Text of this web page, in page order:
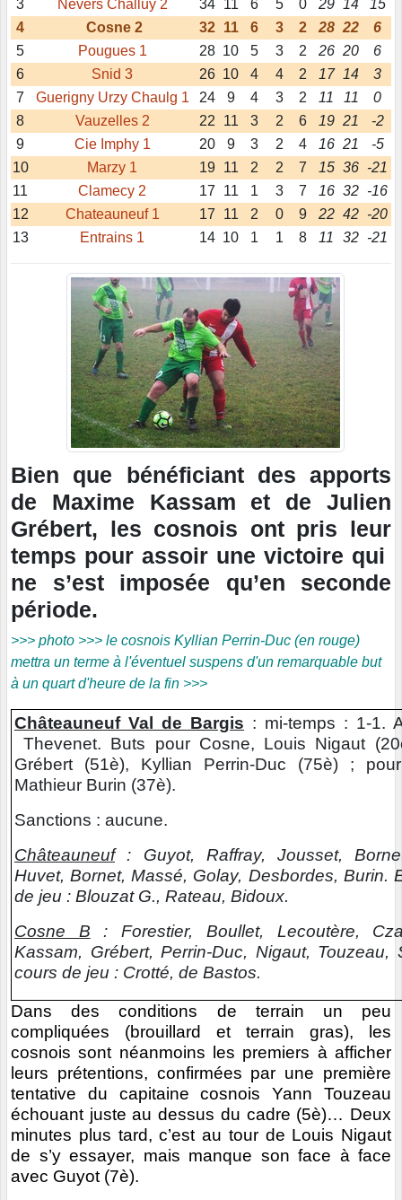
3
Nevers Challuy 2 34 11 6 5 0 29 14
15
4
Cosne 2 32 11 6 3 2 28 22
6
5
Pougues 1 28 10 5 3 2 26 20
6
6
Snid 3 26 10 4 4 2 17 14
3
7
Guerigny Urzy Chaulg 1 24 9 4 3 2 11 11
0
8
Vauzelles 2 22 11 3 2 6 19 21
-2
9
Cie Imphy 1 20 9 3 2 4 16 21
-5
10
Marzy 1 19 11 2 2 7 15 36 -21
11
Clamecy 2 17 11 1 3 7 16 32 -16
12
Chateauneuf 1 17 11 2 0 9 22 42 -20
13
Entrains 1 14 10 1 1 8 11 32 -21
Bien que bénéficiant des apports
de Maxime Kassam et de Julien
Grébert, les cosnois ont pris leur
temps pour assoir une victoire qui
ne s’est imposée qu’en seconde
période.
>>> photo >>> le cosnois Kyllian Perrin-Duc (en rouge)
mettra un terme à l'éventuel suspens d'un remarquable but
à un quart d'heure de la fin >>>
Châteauneuf Val de Bargis : mi-temps : 1-1.
Thevenet. Buts pour Cosne, Louis Nigaut
Grébert (51è), Kyllian Perrin-Duc (75è) ;
Mathieur Burin (37è).
Sanctions : aucune.
Châteauneuf: Guyot, Raffray, Jousset,
Huvet, Bornet, Massé, Golay, Desbordes, Burin.
de jeu : Blouzat G., Rateau, Bidoux.
Cosne B : Forestier, Boullet, Lecoutère,
Kassam, Grébert, Perrin-Duc, Nigaut, Touzeau,
cours de jeu : Crotté, de Bastos.
Dans des conditions de terrain un peu
compliquées (brouillard et terrain gras), les
cosnois sont néanmoins les premiers à afficher
leurs prétentions, confirmées par une première
tentative du capitaine cosnois Yann Touzeau
échouant juste au dessus du cadre (5è)… Deux
minutes plus tard, c’est au tour de Louis Nigaut
de s’y essayer, mais manque son face à face
avec Guyot (7è).